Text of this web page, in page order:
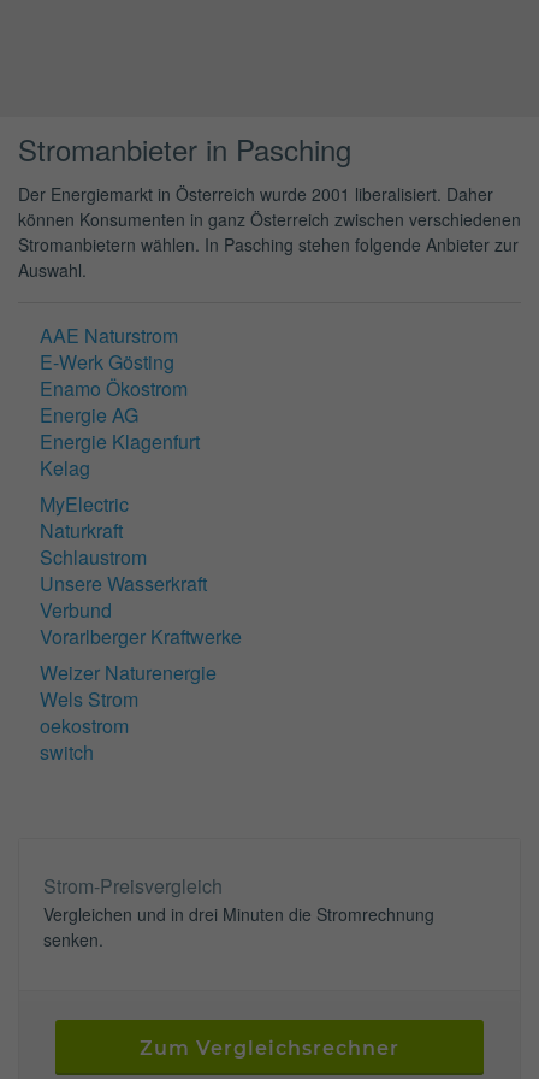
Stromanbieter in Pasching
Der Energiemarkt in Österreich wurde 2001 liberalisiert. Daher
können Konsumenten in ganz Österreich zwischen verschiedenen
Stromanbietern wählen. In Pasching stehen folgende Anbieter zur
Auswahl.
AAE Naturstrom
E-Werk Gösting
Enamo Ökostrom
Energie AG
Energie Klagenfurt
Kelag
MyElectric
Naturkraft
Schlaustrom
Unsere Wasserkraft
Verbund
Vorarlberger Kraftwerke
Weizer Naturenergie
Wels Strom
oekostrom
switch
Strom-Preisvergleich
Vergleichen und in drei Minuten die Stromrechnung
senken.
Zum Vergleichsrechner